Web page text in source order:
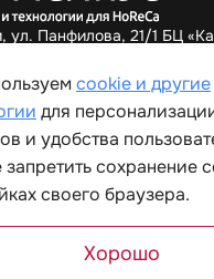
ул. Панфилова, 21/1 БЦ
cookie и другие
для
и удобства
сохранение
своего браузера.
Хорошо